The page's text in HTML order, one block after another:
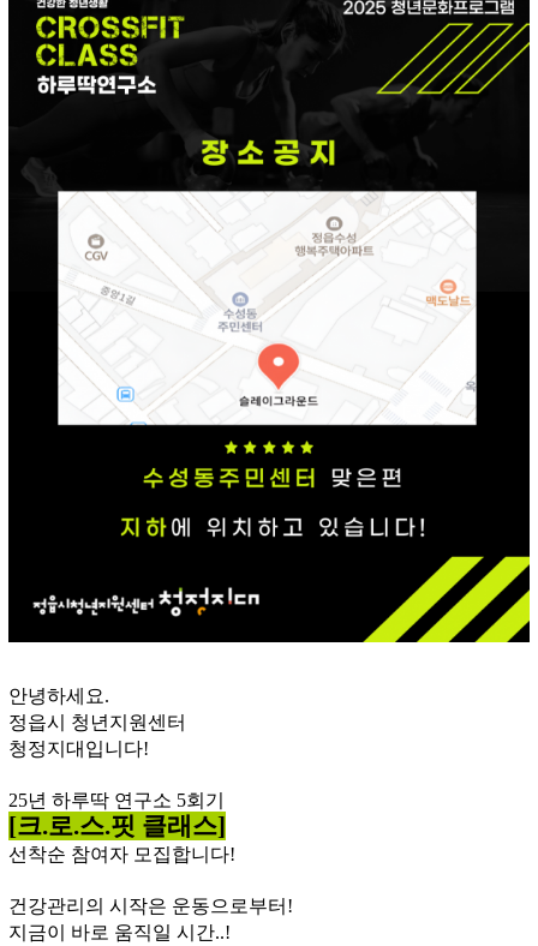
안녕하세요.
정읍시 청년지원센터
청정지대입니다!
25년 하루딱 연구소 5회기
[크.로.스.핏 클래스]
선착순 참여자 모집합니다!
건강관리의 시작은 운동으로부터!
지금이 바로 움직일 시간..!